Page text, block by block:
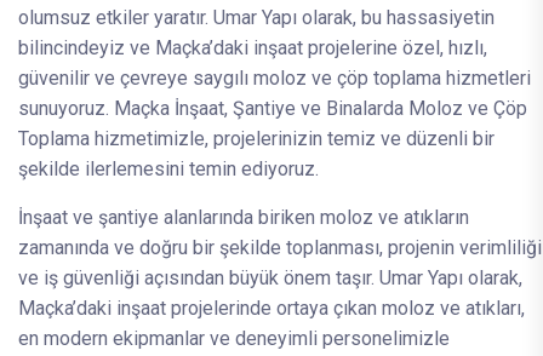
olumsuz etkiler yaratır. Umar Yapı olarak, bu hassasiyetin
bilincindeyiz ve Maçka’daki inşaat projelerine özel, hızlı,
güvenilir ve çevreye saygılı moloz ve çöp toplama hizmetleri
sunuyoruz. Maçka İnşaat, Şantiye ve Binalarda Moloz ve Çöp
Toplama hizmetimizle, projelerinizin temiz ve düzenli bir
şekilde ilerlemesini temin ediyoruz.
İnşaat ve şantiye alanlarında biriken moloz ve atıkların
zamanında ve doğru bir şekilde toplanması, projenin verimliliği
ve iş güvenliği açısından büyük önem taşır. Umar Yapı olarak,
Maçka’daki inşaat projelerinde ortaya çıkan moloz ve atıkları,
en modern ekipmanlar ve deneyimli personelimizle